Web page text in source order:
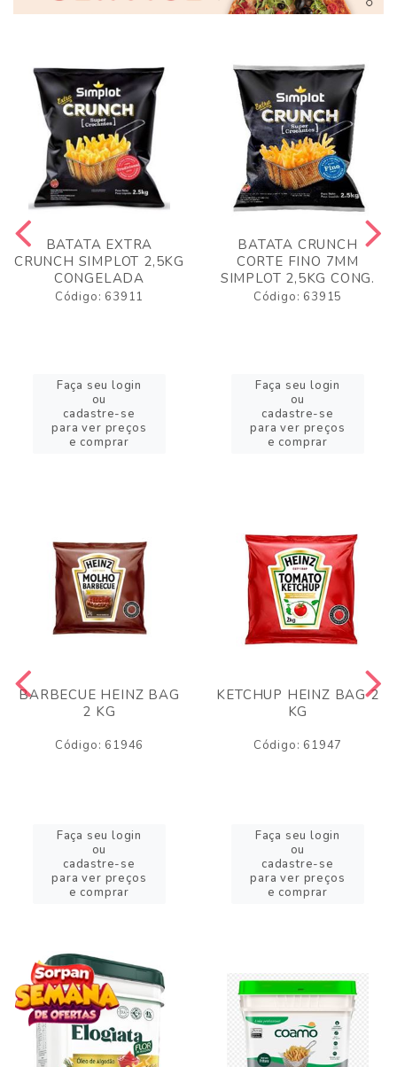
BATATA EXTRA
CRUNCH SIMPLOT 2,5KG
CONGELADA
Código: 63911
Faça seu login
ou
cadastre-se
para ver preços
e comprar
BATATA CRUNCH
CORTE FINO 7MM
SIMPLOT 2,5KG CONG.
Código: 63915
Faça seu login
ou
cadastre-se
para ver preços
e comprar
BARBECUE HEINZ BAG
2 KG
Código: 61946
Faça seu login
ou
cadastre-se
para ver preços
e comprar
KETCHUP HEINZ BAG 2
KG
Código: 61947
Faça seu login
ou
cadastre-se
para ver preços
e comprar